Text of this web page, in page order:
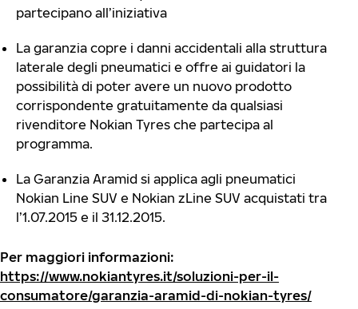
partecipano all’iniziativa
La garanzia copre i danni accidentali alla struttura
laterale degli pneumatici e offre ai guidatori la
possibilità di poter avere un nuovo prodotto
corrispondente gratuitamente da qualsiasi
rivenditore Nokian Tyres che partecipa al
programma.
La Garanzia Aramid si applica agli pneumatici
Nokian Line SUV e Nokian zLine SUV acquistati tra
l’1.07.2015 e il 31.12.2015.
Per maggiori informazioni:
https://www.nokiantyres.it/soluzioni-per-il-
consumatore/garanzia-aramid-di-nokian-tyres/